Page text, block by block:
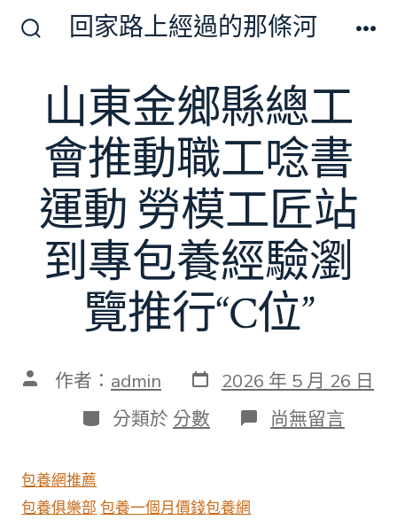
換
開
回家路上經過的那條河
山東金鄉縣總工
會推動職工唸書
運動 勞模工匠站
到專包養經驗瀏
覽推行“C位”
文 作者： admin 發
表
日
期
2026 年 5 月 26 日
分
類
分類於 分數 在
〈山
尚無留言
包養網推薦
包養俱樂部 包養一個月價錢包養網